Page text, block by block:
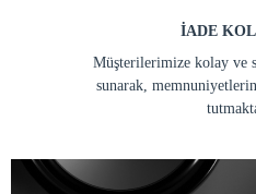
İADE
Müşterilerimize kolay ve
sunarak,